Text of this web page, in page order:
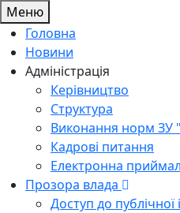
Меню
Головна
Новини
Адміністрація
Керівництво
Структура
Виконання норм
Кадрові питання
Електронна
Прозора влада
Доступ до публічної